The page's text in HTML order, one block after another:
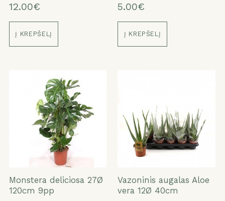
12.00€
Į KREPŠELĮ
5.00€
Į KREPŠELĮ
Monstera deliciosa 27Ø
120cm 9pp
Vazoninis augalas Aloe
vera 12Ø 40cm